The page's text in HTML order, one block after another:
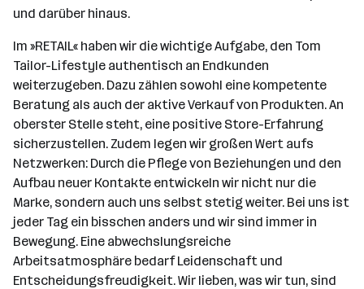
und darüber hinaus.
Im »RETAIL« haben wir die wichtige Aufgabe, den Tom
Tailor-Lifestyle authentisch an Endkunden
weiterzugeben. Dazu zählen sowohl eine kompetente
Beratung als auch der aktive Verkauf von Produkten. An
oberster Stelle steht, eine positive Store-Erfahrung
sicherzustellen. Zudem legen wir großen Wert aufs
Netzwerken: Durch die Pflege von Beziehungen und den
Aufbau neuer Kontakte entwickeln wir nicht nur die
Marke, sondern auch uns selbst stetig weiter. Bei uns ist
jeder Tag ein bisschen anders und wir sind immer in
Bewegung. Eine abwechslungsreiche
Arbeitsatmosphäre bedarf Leidenschaft und
Entscheidungsfreudigkeit. Wir lieben, was wir tun, sind